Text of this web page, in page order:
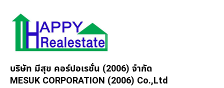
บริษัท มีสุข คอร์ปอเรชั่น (2006) จำกัด
MESUK CORPORATION (2006) Co.,Ltd